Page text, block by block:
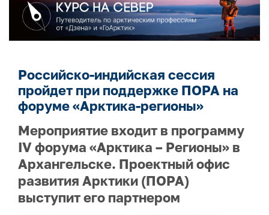
Российско-индийская сессия
пройдет при поддержке ПОРА на
форуме «Арктика-регионы»
Мероприятие входит в программу
IV форума «Арктика – Регионы» в
Архангельске. Проектный офис
развития Арктики (ПОРА)
выступит его партнером